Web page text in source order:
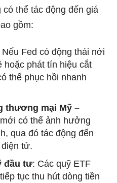
thể tác động đến giá
gồm:
Nếu Fed có động thái nới
hoặc phát tín hiệu cắt
thể phục hồi nhanh
thương mại Mỹ –
có thể ảnh hưởng
qua đó tác động đến
tử.
đầu tư: Các quỹ ETF
tục thu hút dòng tiền